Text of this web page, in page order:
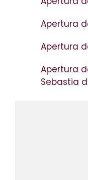
Apertura
Apertura
Apertura
Sebastia